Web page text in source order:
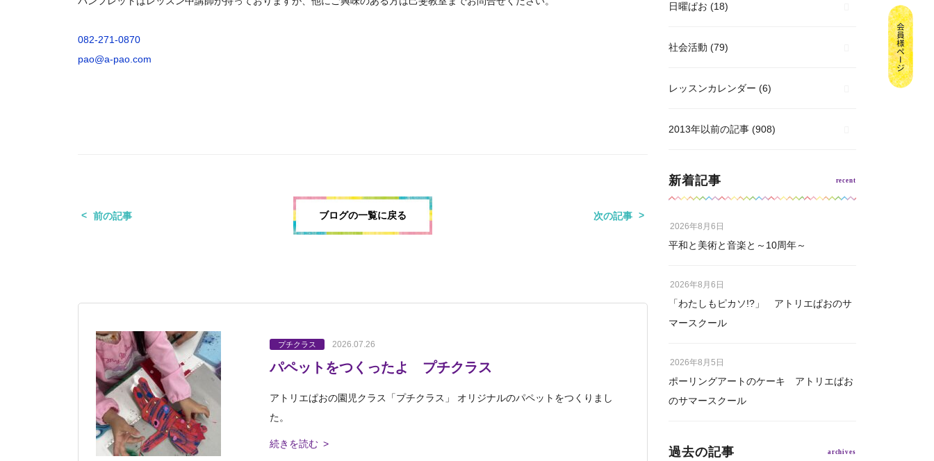
082-271-0870
pao@a-pao.com
前の記事 ブログの一覧に戻る 次の記事
プチクラス 2026.07.26
パペットをつくったよ プチクラス
アトリエぱおの園児クラス「プチクラス」 オリジナルのパペットをつくりまし
た。
続きを読む >
日曜ぱお (18)
社会活動 (79)
レッスンカレンダー (6)
2013年以前の記事 (908)
新着記事
平和と美術と音楽と～10周年～
2026年8月6日
「わたしもピカソ!?」 アトリエぱおのサ
マースクール
2026年8月6日
ポーリングアートのケーキ アトリエぱお
のサマースクール
2026年8月5日
過去の記事